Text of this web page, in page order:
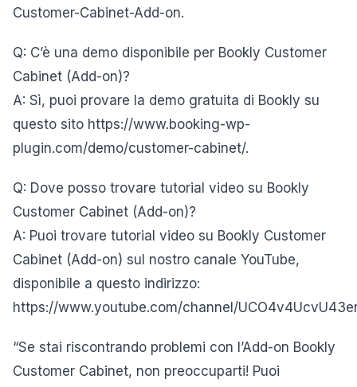
Customer-Cabinet-Add-on.
Q: C’è una demo disponibile per Bookly Customer
Cabinet (Add-on)?
A: Sì, puoi provare la demo gratuita di Bookly su
questo sito https://www.booking-wp-
plugin.com/demo/customer-cabinet/.
Q: Dove posso trovare tutorial video su Bookly
Customer Cabinet (Add-on)?
A: Puoi trovare tutorial video su Bookly Customer
Cabinet (Add-on) sul nostro canale YouTube,
disponibile a questo indirizzo:
https://www.youtube.com/channel/
“Se stai riscontrando problemi con l’Add-on Bookly
Customer Cabinet, non preoccuparti! Puoi